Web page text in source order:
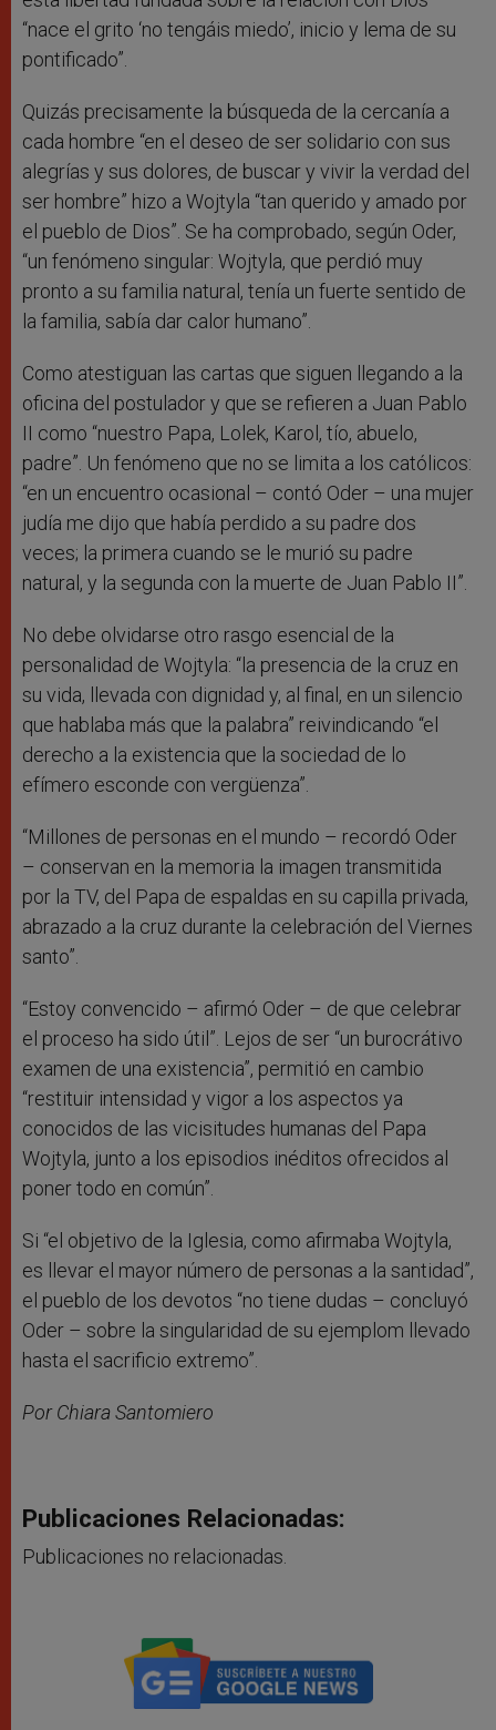
“nace el grito ‘no tengáis miedo’, inicio y lema de su
pontificado”.
Quizás precisamente la búsqueda de la cercanía a
cada hombre “en el deseo de ser solidario con sus
alegrías y sus dolores, de buscar y vivir la verdad del
ser hombre” hizo a Wojtyla “tan querido y amado por
el pueblo de Dios”. Se ha comprobado, según Oder,
“un fenómeno singular: Wojtyla, que perdió muy
pronto a su familia natural, tenía un fuerte sentido de
la familia, sabía dar calor humano”.
Como atestiguan las cartas que siguen llegando a la
oficina del postulador y que se refieren a Juan Pablo
II como “nuestro Papa, Lolek, Karol, tío, abuelo,
padre”. Un fenómeno que no se limita a los católicos:
“en un encuentro ocasional – contó Oder – una mujer
judía me dijo que había perdido a su padre dos
veces; la primera cuando se le murió su padre
natural, y la segunda con la muerte de Juan Pablo II”.
No debe olvidarse otro rasgo esencial de la
personalidad de Wojtyla: “la presencia de la cruz en
su vida, llevada con dignidad y, al final, en un silencio
que hablaba más que la palabra” reivindicando “el
derecho a la existencia que la sociedad de lo
efímero esconde con vergüenza”.
“Millones de personas en el mundo – recordó Oder
– conservan en la memoria la imagen transmitida
por la TV, del Papa de espaldas en su capilla privada,
abrazado a la cruz durante la celebración del Viernes
santo”.
“Estoy convencido – afirmó Oder – de que celebrar
el proceso ha sido útil”. Lejos de ser “un burocrátivo
examen de una existencia”, permitió en cambio
“restituir intensidad y vigor a los aspectos ya
conocidos de las vicisitudes humanas del Papa
Wojtyla, junto a los episodios inéditos ofrecidos al
poner todo en común”.
Si “el objetivo de la Iglesia, como afirmaba Wojtyla,
es llevar el mayor número de personas a la santidad”,
el pueblo de los devotos “no tiene dudas – concluyó
Oder – sobre la singularidad de su ejemplom llevado
hasta el sacrificio extremo”.
Por Chiara Santomiero
Publicaciones Relacionadas:
Publicaciones no relacionadas.